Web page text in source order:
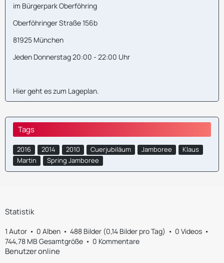
im Bürgerpark Oberföhring
Oberföhringer Straße 156b
81925 München
Jeden Donnerstag 20:00 - 22:00 Uhr
Hier geht es zum Lageplan.
Tags
2016 2014 2010 Cuerjubiläum Jamboree
Klaus
Martin
Spring Jamboree
Statistik
1 Autor 0 Alben 488 Bilder (0,14 Bilder pro Tag)
0 Videos
744,78 MB Gesamtgröße
0 Kommentare
Benutzer online